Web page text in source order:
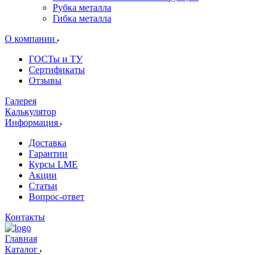
Рубка металла
Гибка металла
О компании
ГОСТы и ТУ
Сертификаты
Отзывы
Галерея
Калькулятор
Информация
Доставка
Гарантии
Курсы LME
Акции
Статьи
Вопрос-ответ
Контакты
Главная
Каталог